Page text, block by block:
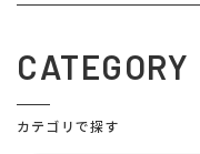
CATEGORY
カテゴリで探す